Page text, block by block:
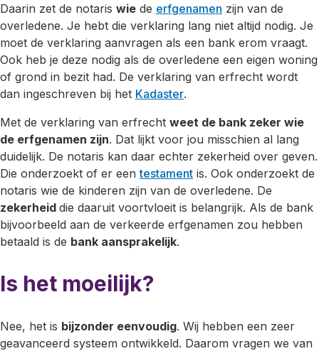
Daarin zet de notaris wie de erfgenamen zijn van de
overledene. Je hebt die verklaring lang niet altijd nodig. Je
moet de verklaring aanvragen als een bank erom vraagt.
Ook heb je deze nodig als de overledene een eigen woning
of grond in bezit had. De verklaring van erfrecht wordt
dan ingeschreven bij het Kadaster.
Met de verklaring van erfrecht weet de bank zeker wie
de erfgenamen zijn. Dat lijkt voor jou misschien al lang
duidelijk. De notaris kan daar echter zekerheid over geven.
Die onderzoekt of er eentestament is. Ook onderzoekt de
notaris wie de kinderen zijn van de overledene. De
zekerheid die daaruit voortvloeit is belangrijk. Als de bank
bijvoorbeeld aan de verkeerde erfgenamen zou hebben
betaald is de bank aansprakelijk.
Is het moeilijk?
Nee, het is bijzonder eenvoudig. Wij hebben een zeer
geavanceerd systeem ontwikkeld. Daarom vragen we van